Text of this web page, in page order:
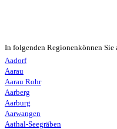
In folgenden Regionenkönnen Sie
Aadorf
Aarau
Aarau Rohr
Aarberg
Aarburg
Aarwangen
Aathal-Seegräben